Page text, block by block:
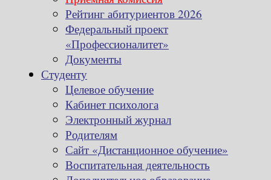
Рейтинг абитуриентов 2026
Федеральный проект
«Профессионалитет»
Документы
Студенту
Целевое обучение
Кабинет психолога
Электронный журнал
Родителям
Сайт «Дистанционное обучение»
Воспитательная деятельность